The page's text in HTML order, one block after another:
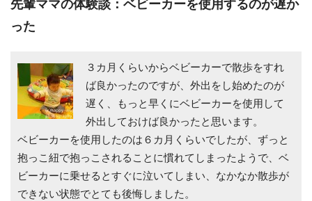
先輩ママの体験談：ベビーカーを使用するのが遅か
った
３カ月くらいからベビーカーで散歩をすれ
ば良かったのですが、外出をし始めたのが
遅く、もっと早くにベビーカーを使用して
外出しておけば良かったと思います。
ベビーカーを使用したのは６カ月くらいでしたが、ずっと
抱っこ紐で抱っこされることに慣れてしまったようで、ベ
ビーカーに乗せるとすぐに泣いてしまい、なかなか散歩が
できない状態でとても後悔しました。